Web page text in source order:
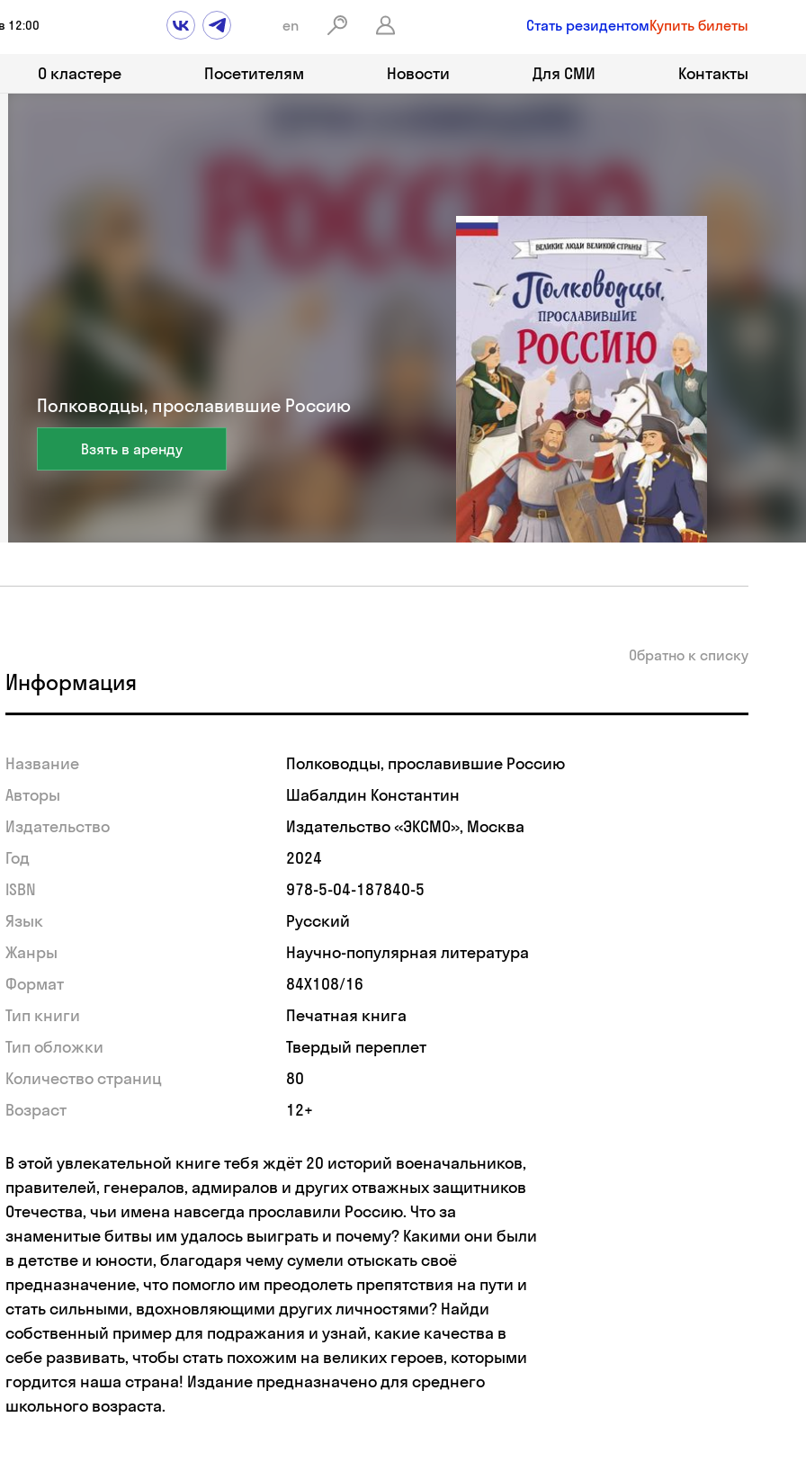
12:00 en Стать резидентомКупить билеты
О кластере Посетителям Новости Для СМИ Контакты
Полководцы, прославившие Россию
Взять в аренду
Обратно к списку
Информация
Название
Полководцы, прославившие Россию
Авторы
Шабалдин Константин
Издательство
Издательство «ЭКСМО», Москва
Год
2024
ISBN
978-5-04-187840-5
Язык
Русский
Жанры
Научно-популярная литература
Формат
84Х108/16
Тип книги
Печатная книга
Тип обложки
Твердый переплет
Количество страниц
80
Возраст
12+
В этой увлекательной книге тебя ждёт 20 историй военачальников,
правителей, генералов, адмиралов и других отважных защитников
Отечества, чьи имена навсегда прославили Россию. Что за
знаменитые битвы им удалось выиграть и почему? Какими они были
в детстве и юности, благодаря чему сумели отыскать своё
предназначение, что помогло им преодолеть препятствия на пути и
стать сильными, вдохновляющими других личностями? Найди
собственный пример для подражания и узнай, какие качества в
себе развивать, чтобы стать похожим на великих героев, которыми
гордится наша страна! Издание предназначено для среднего
школьного возраста.